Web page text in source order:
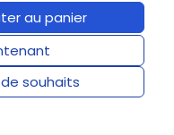
au panier
souhaits